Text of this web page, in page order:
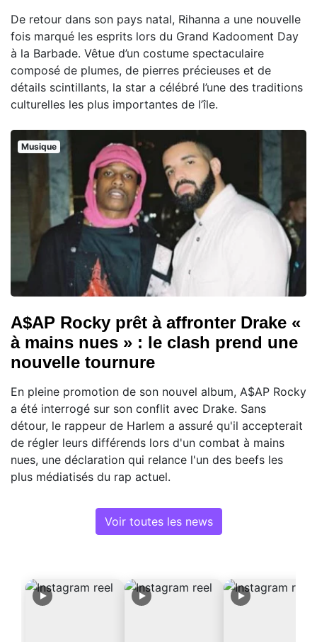
De retour dans son pays natal, Rihanna a une nouvelle
fois marqué les esprits lors du Grand Kadooment Day
à la Barbade. Vêtue d’un costume spectaculaire
composé de plumes, de pierres précieuses et de
détails scintillants, la star a célébré l’une des traditions
culturelles les plus importantes de l’île.
Musique
A$AP Rocky prêt à affronter Drake «
à mains nues » : le clash prend une
nouvelle tournure
En pleine promotion de son nouvel album, A$AP Rocky
a été interrogé sur son conflit avec Drake. Sans
détour, le rappeur de Harlem a assuré qu'il accepterait
de régler leurs différends lors d'un combat à mains
nues, une déclaration qui relance l'un des beefs les
plus médiatisés du rap actuel.
Voir toutes les news